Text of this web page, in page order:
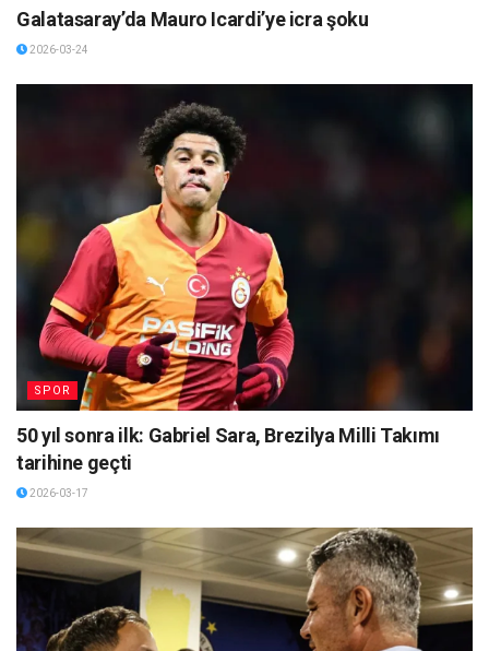
Galatasaray’da Mauro Icardi’ye icra şoku
2026-03-24
SPOR
50 yıl sonra ilk: Gabriel Sara, Brezilya Milli Takımı
tarihine geçti
2026-03-17